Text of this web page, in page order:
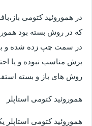
در هموروئید کتومی
که در روش بسته بود
در سمت چپ زده شده و
برش مناسب نبوده و یا
روش های باز و بسته
هموروئید کتومی استاپلر
هموروئید کتومی استاپلر